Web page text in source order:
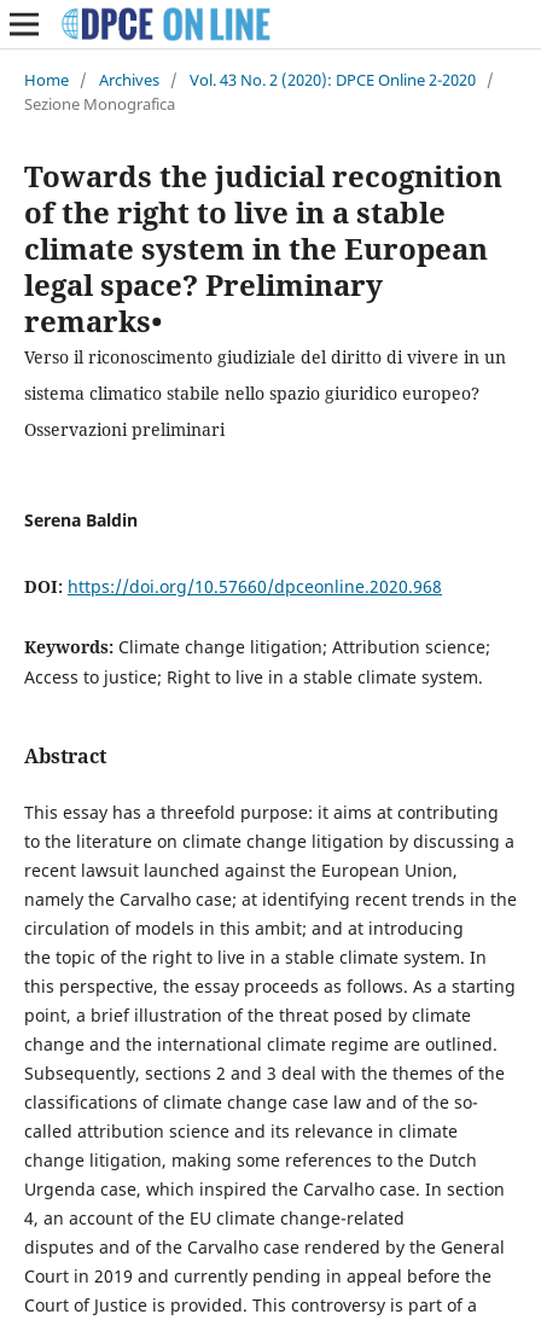
Home / Archives / Vol. 43 No. 2 (2020): DPCE Online 2-2020 /
Sezione Monografica
Towards the judicial recognition
of the right to live in a stable
climate system in the European
legal space? Preliminary
remarks•
Verso il riconoscimento giudiziale del diritto di vivere in un
sistema climatico stabile nello spazio giuridico europeo?
Osservazioni preliminari
Serena Baldin
DOI: https://doi.org/10.57660/dpceonline.2020.968
Keywords: Climate change litigation; Attribution science;
Access to justice; Right to live in a stable climate system.
Abstract
This essay has a threefold purpose: it aims at contributing
to the literature on climate change litigation by discussing a
recent lawsuit launched against the European Union,
namely the Carvalho case; at identifying recent trends in the
circulation of models in this ambit; and at introducing
the topic of the right to live in a stable climate system. In
this perspective, the essay proceeds as follows. As a starting
point, a brief illustration of the threat posed by climate
change and the international climate regime are outlined.
Subsequently, sections 2 and 3 deal with the themes of the
classifications of climate change case law and of the so-
called attribution science and its relevance in climate
change litigation, making some references to the Dutch
Urgenda case, which inspired the Carvalho case. In section
4, an account of the EU climate change-related
disputes and of the Carvalho case rendered by the General
Court in 2019 and currently pending in appeal before the
Court of Justice is provided. This controversy is part of a